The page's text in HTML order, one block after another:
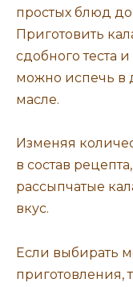
простых блюд
Приготовить
сдобного теста
можно испечь в
масле.
Изменяя
в состав
рассыпчатые
вкус.
Если выбирать
приготовления,